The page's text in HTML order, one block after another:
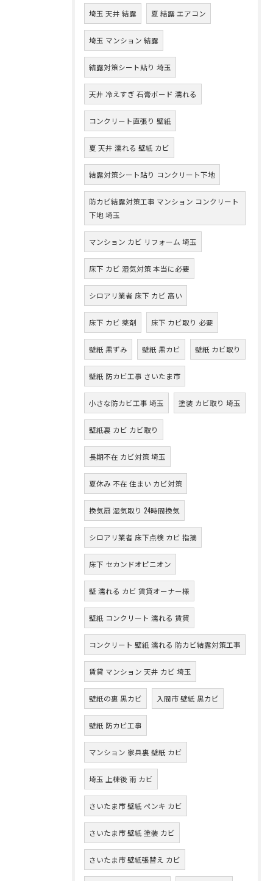
埼玉 天井 結露 夏 結露 エアコン
埼玉 マンション 結露
結露対策シート貼り 埼玉
天井 冷えすぎ 石膏ボード 濡れる
コンクリート直張り 壁紙
夏 天井 濡れる 壁紙 カビ
結露対策シート貼り コンクリート下地
防カビ結露対策工事 マンション コンクリート
下地 埼玉
マンション カビ リフォーム 埼玉
床下 カビ 湿気対策 本当に必要
シロアリ業者 床下 カビ 高い
床下 カビ 薬剤 床下 カビ取り 必要
壁紙 黒ずみ 壁紙 黒カビ 壁紙 カビ取り
壁紙 防カビ工事 さいたま市
小さな防カビ工事 埼玉 塗装 カビ取り 埼玉
壁紙裏 カビ カビ取り
長期不在 カビ対策 埼玉
夏休み 不在 住まい カビ対策
換気扇 湿気取り 24時間換気
シロアリ業者 床下点検 カビ 指摘
床下 セカンドオピニオン
壁 濡れる カビ 賃貸オーナー様
壁紙 コンクリート 濡れる 賃貸
コンクリート 壁紙 濡れる 防カビ結露対策工事
賃貸 マンション 天井 カビ 埼玉
壁紙の裏 黒カビ 入間市 壁紙 黒カビ
壁紙 防カビ工事
マンション 家具裏 壁紙 カビ
埼玉 上棟後 雨 カビ
さいたま市 壁紙 ペンキ カビ
さいたま市 壁紙 塗装 カビ
さいたま市 壁紙張替え カビ